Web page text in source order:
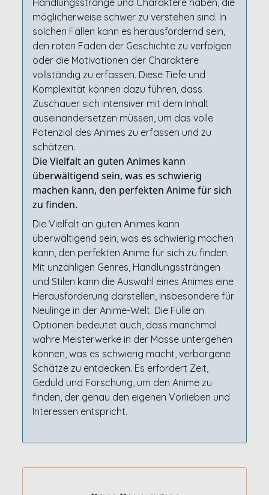
Handlungsstränge und Charaktere haben, die
möglicherweise schwer zu verstehen sind. In
solchen Fällen kann es herausfordernd sein,
den roten Faden der Geschichte zu verfolgen
oder die Motivationen der Charaktere
vollständig zu erfassen. Diese Tiefe und
Komplexität können dazu führen, dass
Zuschauer sich intensiver mit dem Inhalt
auseinandersetzen müssen, um das volle
Potenzial des Animes zu erfassen und zu
schätzen.
Die Vielfalt an guten Animes kann
überwältigend sein, was es schwierig
machen kann, den perfekten Anime für sich
zu finden.
Die Vielfalt an guten Animes kann
überwältigend sein, was es schwierig machen
kann, den perfekten Anime für sich zu finden.
Mit unzähligen Genres, Handlungssträngen
und Stilen kann die Auswahl eines Animes eine
Herausforderung darstellen, insbesondere für
Neulinge in der Anime-Welt. Die Fülle an
Optionen bedeutet auch, dass manchmal
wahre Meisterwerke in der Masse untergehen
können, was es schwierig macht, verborgene
Schätze zu entdecken. Es erfordert Zeit,
Geduld und Forschung, um den Anime zu
finden, der genau den eigenen Vorlieben und
Interessen entspricht.